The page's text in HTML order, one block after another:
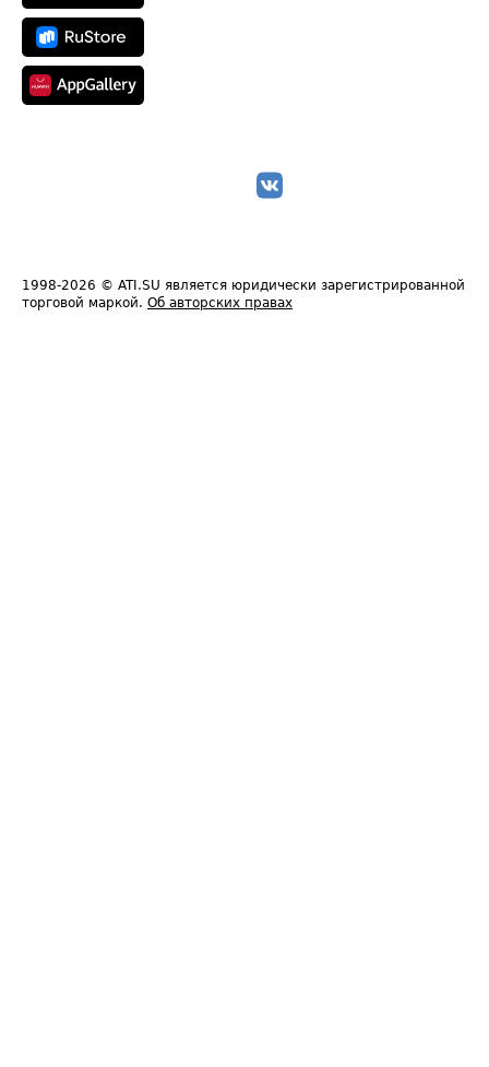
1998-2026 © ATI.SU является юридически зарегистрированной
торговой маркой. Об авторских правах